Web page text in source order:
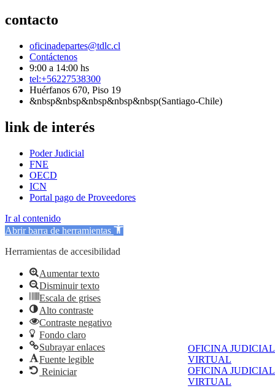
OFICINA JUDICIAL
VIRTUAL
OFICINA JUDICIAL
VIRTUAL
contacto
oficinadepartes@tdlc.cl
Contáctenos
9:00 a 14:00 hs
tel:+56227538300
Huérfanos 670, Piso 19
&nbsp&nbsp&nbsp&nbsp&nbsp(Santiago-Chile)
link de interés
Poder Judicial
FNE
OECD
ICN
Portal pago de Proveedores
Ir al contenido
Abrir barra de herramientas
Herramientas de accesibilidad
Aumentar texto
Disminuir texto
Escala de grises
Alto contraste
Contraste negativo
Fondo claro
Subrayar enlaces
Fuente legible
Reiniciar